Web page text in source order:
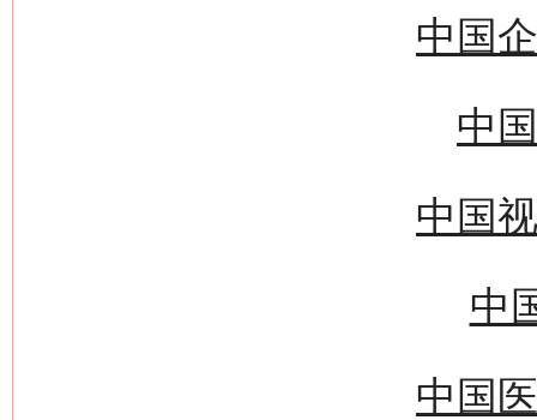
中国
中
中国
中
中国